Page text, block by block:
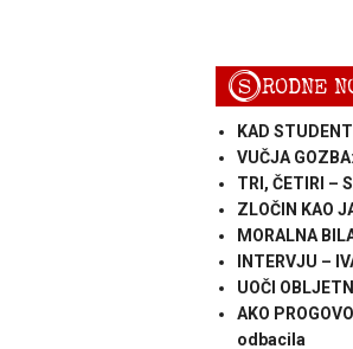
SRODNE
KAD
VUČJA
TRI, ČETIRI –
ZLOČIN KAO
MORALNA
INTERVJU –
UOČI
AKO
odbacila